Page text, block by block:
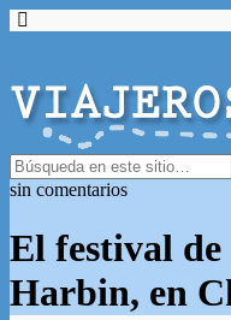
sin comentarios
El festival de
Harbin, en